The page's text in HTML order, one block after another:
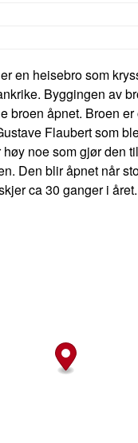
en heisebro som
Byggingen av
broen åpnet. Broen
Flaubert som
noe som gjør den
Den blir åpnet når
ca 30 ganger i året.